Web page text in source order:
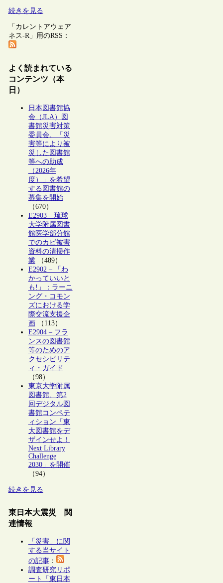
続きを見る
「カレントアウェア
ネス-R」用のRSS：
よく読まれている
コンテンツ（本
日）
日本図書館協
会（JLA）図
書館災害対策
委員会、「災
害等により被
災した図書館
等への助成
（2026年
度）」を希望
する図書館の
募集を開始
（670）
E2903 – 琉球
大学附属図書
館医学部分館
でのカビ被害
資料の清掃作
業（489）
E2902 – 「わ
かっていいと
も!」：ラーニ
ング・コモン
ズにおける学
際交流支援企
画 （113）
E2904 – フラ
ンスの図書館
等のためのア
クセシビリテ
ィ・ガイド
（98）
東京大学附属
図書館、第2
回デジタル図
書館コンペテ
ィション「東
大図書館をデ
ザインせよ！
Next Library
Challenge
2030」を開催
（94）
続きを見る
東日本大震災 関
連情報
「災害」に関
する当サイト
の記事：
調査研究リポ
ート「東日本